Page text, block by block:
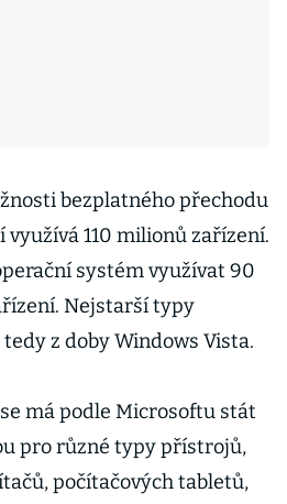
bezplatného přechodu
110 milionů zařízení.
systém využívat 90
Nejstarší typy
z doby Windows Vista.
má podle Microsoftu stát
pro různé typy přístrojů,
počítačových tabletů,